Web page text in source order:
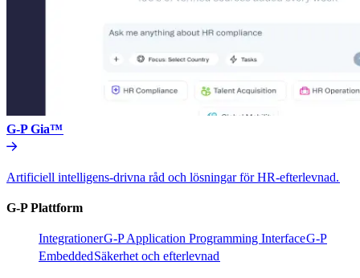
G-P Gia™​​
Artificiell intelligens-drivna råd och lösningar för HR-efterlevnad.​​
G-P Plattform​​
Integrationer​​G-P Application Programming Interface​​G-P
Embedded​​Säkerhet och efterlevnad​​